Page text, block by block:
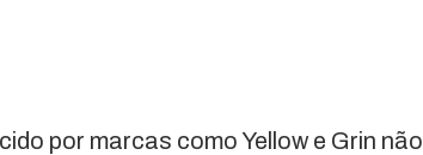
por marcas como Yellow e Grin não